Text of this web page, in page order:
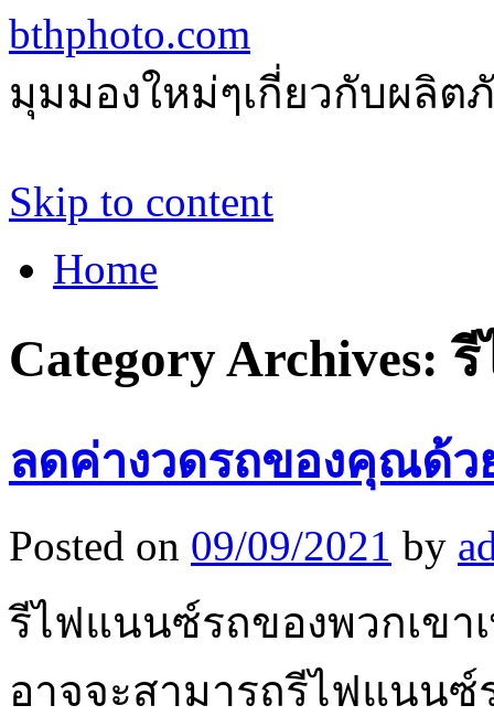
bthphoto.com
มุมมองใหม่ๆเกี่ยวกับผลิ
Skip to content
Home
Category Archives:
ลดค่างวดรถของคุณด้
Posted on 09/09/2021 by
รีไฟแนนซ์รถของพวกเขา
อาจจะสามารถรีไฟแนน